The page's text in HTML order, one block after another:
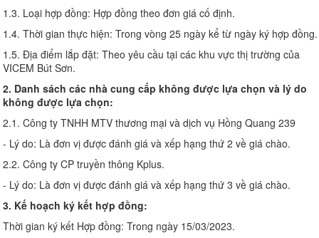
1.3. Loại hợp đồng: Hợp đồng theo đơn giá cố định.
1.4. Thời gian thực hiện: Trong vòng 25 ngày kể từ ngày ký hợp đồng.
1.5. Địa điểm lắp đặt: Theo yêu cầu tại các khu vực thị trường của
VICEM Bút Sơn.
2. Danh sách các nhà cung cấp không được lựa chọn và lý do
không được lựa chọn:
2.1. Công ty TNHH MTV thương mại và dịch vụ Hồng Quang 239
- Lý do: Là đơn vị được đánh giá và xếp hạng thứ 2 về giá chào.
2.2. Công ty CP truyền thông Kplus.
- Lý do: Là đơn vị được đánh giá và xếp hạng thứ 3 về giá chào.
3. Kế hoạch ký kết hợp đồng:
Thời gian ký kết Hợp đồng: Trong ngày 15/03/2023.